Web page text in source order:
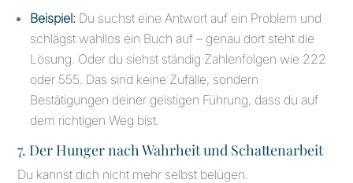
Beispiel: Du suchst eine Antwort auf ein Problem und
schlägst wahllos ein Buch auf – genau dort steht die
Lösung. Oder du siehst ständig Zahlenfolgen wie 222
oder 555. Das sind keine Zufälle, sondern
Bestätigungen deiner geistigen Führung, dass du auf
dem richtigen Weg bist.
7. Der Hunger nach Wahrheit und Schattenarbeit
Du kannst dich nicht mehr selbst belügen.